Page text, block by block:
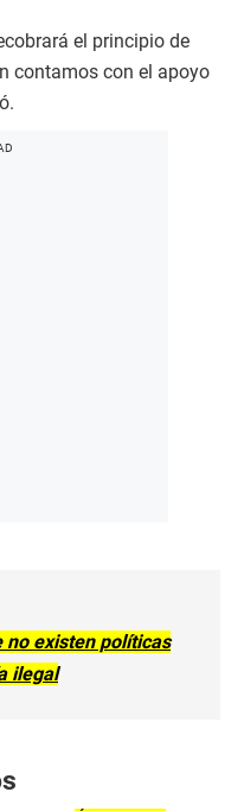
el principio de
contamos con el apoyo
no existen políticas
ilegal